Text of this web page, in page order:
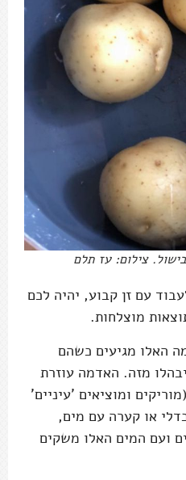
צילום: עז תלם
עם זן קבוע, יהיה לכם
מוצלחות.
האלו מגיעים כשהם
מזה. האדמה עוזרת
ומוציאים 'עיניים'
או קערה עם מים,
ועם המים האלו משקים